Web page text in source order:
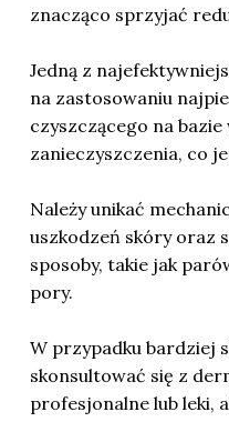
znacząco sprzyjać
Jedną z
na zastosowaniu
czyszczącego na
zanieczyszczenia, co
Należy unikać
uszkodzeń skóry oraz
sposoby, takie jak
pory.
W przypadku bardziej
skonsultować się z
profesjonalne lub leki,